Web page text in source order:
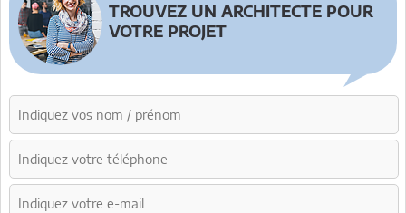
TROUVEZ UN ARCHITECTE POUR
VOTRE PROJET